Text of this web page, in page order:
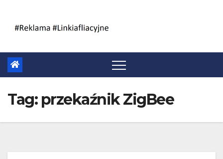
Tag: przekaźnik ZigBee